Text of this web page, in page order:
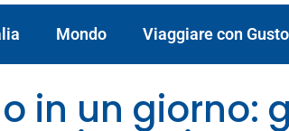
Mondo Viaggiare con Gusto
in un giorno: